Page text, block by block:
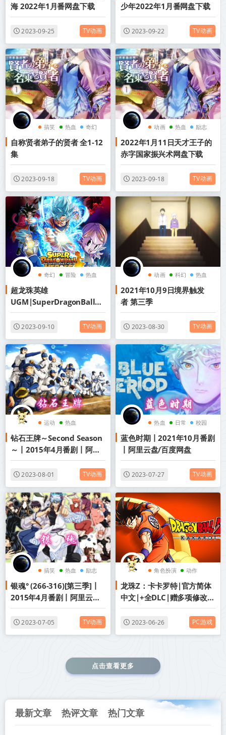
海 2022年1月番网盘下载
2023-09-25 TV动画
少年2022年1月番网盘下载
2023-09-22 TV动画
搞笑 热血 奇幻
自称贤者弟子的贤者 全1-12
集
2023-09-18 TV动画
动画 热血 励志
2022年1月11日天才王子的
赤字国家振兴术网盘下载
2023-09-18 TV动画
奇幻 冒险 热血
超龙珠英雄
UGM|SuperDragonBallUL
TRAGODMISSION
2023-09-10 TV动画
动画 科幻 热血
2021年10月9日境界触发
者 第三季
2023-08-30 TV动画
运动 热血
2015年动画
钻石王牌～Second Season
～丨2015年4月番剧丨阿里
云盘
2023-08-01 TV动画
热血 日常 校园
蓝色时期丨2021年10月番剧
丨阿里云盘/百度网盘
2023-07-27 TV动画
搞笑 热血 励志
银魂° (266-316)[第三季]丨
2015年4月番剧丨阿里云盘/
百度网盘
2023-07-05 TV动画
角色扮演 动作
热血
龙珠Z：卡卡罗特|官方简体
中文|+全DLC|赠多项修改
器|赠通关存档|阿里云盘/百
度网盘/天翼云
2023-06-26 PC游戏
点击查看更多
最新文章 热评文章 热门文章